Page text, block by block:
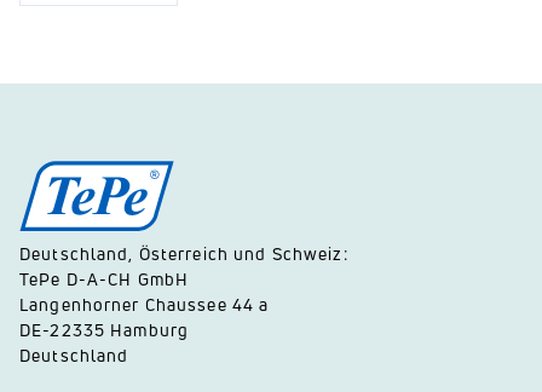
Deutschland, Österreich und Schweiz:
TePe D-A-CH GmbH
Langenhorner Chaussee 44 a
DE-22335 Hamburg
Deutschland